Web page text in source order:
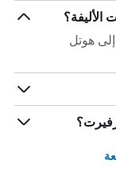
الأليفة؟
هوتل